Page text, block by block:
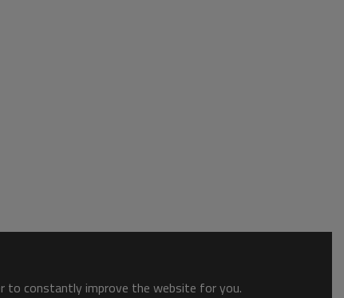
to constantly improve the website for you.